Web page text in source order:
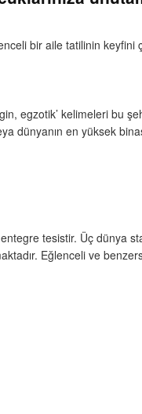
bir aile tatilinin keyfini
egzotik’ kelimeleri bu
dünyanın en yüksek
tesistir. Üç dünya
Eğlenceli ve